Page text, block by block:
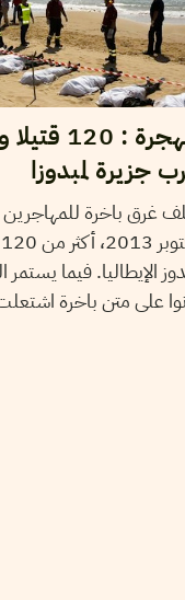
جزيرة لمبدوزا
على متن باخرة